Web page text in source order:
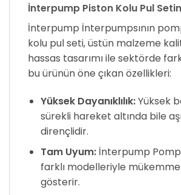
İnterpump Piston Kolu Pul
İnterpump İnterpumpsının
kolu pul seti, üstün malzeme
hassas tasarımı ile sektörde
bu ürünün öne çıkan özellikleri:
Yüksek Dayanıklılık:Yüksek
sürekli hareket altında bile
dirençlidir.
Tam Uyum:İnterpump
farklı modelleriyle
gösterir.